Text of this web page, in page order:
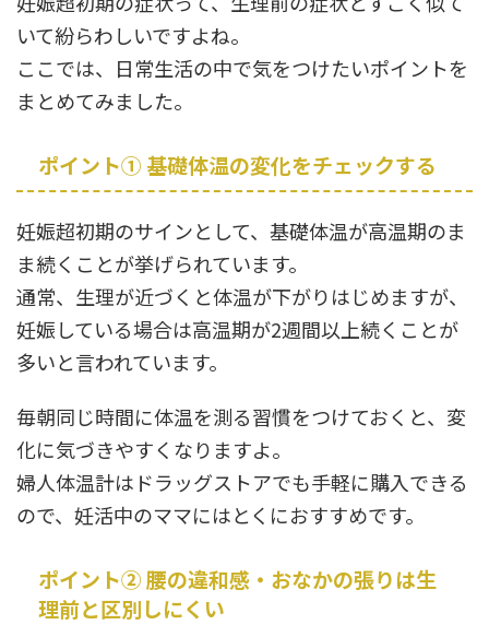
いて紛らわしいですよね。
ここでは、日常生活の中で気をつけたいポイントを
まとめてみました。
ポイント① 基礎体温の変化をチェックする
妊娠超初期のサインとして、基礎体温が高温期のま
ま続くことが挙げられています。
通常、生理が近づくと体温が下がりはじめますが、
妊娠している場合は高温期が2週間以上続くことが
多いと言われています。
毎朝同じ時間に体温を測る習慣をつけておくと、変
化に気づきやすくなりますよ。
婦人体温計はドラッグストアでも手軽に購入できる
ので、妊活中のママにはとくにおすすめです。
ポイント② 腰の違和感・おなかの張りは生
理前と区別しにくい